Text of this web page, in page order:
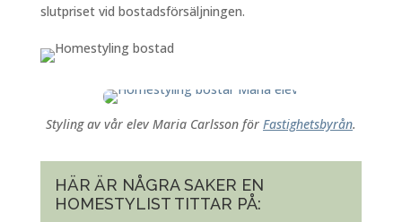
slutpriset vid bostadsförsäljningen.
Styling av vår elev Maria Carlsson för Fastighetsbyrån.
HÄR ÄR NÅGRA SAKER EN
HOMESTYLIST TITTAR PÅ: